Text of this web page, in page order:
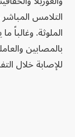
التلامس
الملوثة. وغالباً
بالمصابين
للإصابة خلال